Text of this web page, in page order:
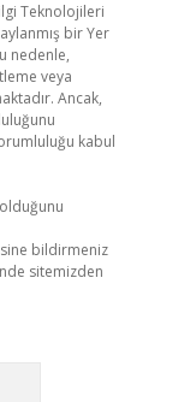
Teknolojileri
bir Yer
nedenle,
veya
Ancak,
kabul
bildirmeniz
sitemizden